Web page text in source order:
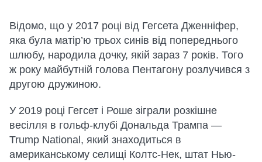
Відомо, що у 2017 році від Гегсета Дженніфер,
яка була матір’ю трьох синів від попереднього
шлюбу, народила дочку, якій зараз 7 років. Того
ж року майбутній голова Пентагону розлучився з
другою дружиною.
У 2019 році Гегсет і Роше зіграли розкішне
весілля в гольф-клубі Дональда Трампа —
Trump National, який знаходиться в
американському селищі Колтс-Нек, штат Нью-